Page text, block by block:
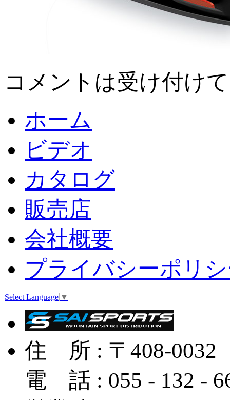
コメントは受け付け
ホーム
ビデオ
カタログ
販売店
会社概要
プライバシーポリ
Select Language ▼
住 所 : 〒408-0032
電 話 : 055 - 132 -